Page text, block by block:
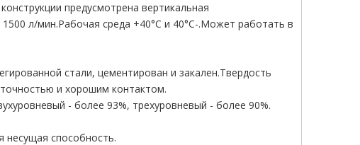
предусмотрена вертикальная
л/мин.Рабочая среда +40°C и 40°C-.Может работать в
стали, цементирован и закален.Твердость
и хорошим контактом.
- более 93%, трехуровневый - более 90%.
несущая способность.